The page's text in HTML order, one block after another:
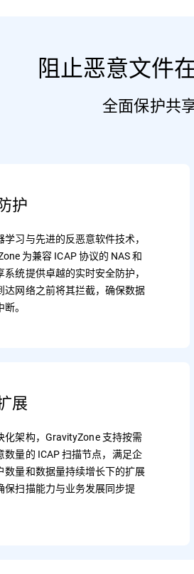
阻止恶意文件
全面保护共
护
学习与先进的反恶意软件技术，
为兼容 ICAP 协议的 NAS 和
系统提供卓越的实时安全防护，
达网络之前将其拦截，确保数据
。
展
化架构，GravityZone 支持按需
数量的 ICAP 扫描节点，满足企
数量和数据量持续增长下的扩展
保扫描能力与业务发展同步提